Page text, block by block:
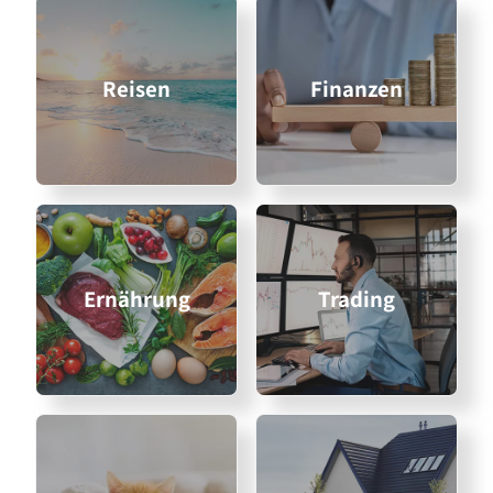
Reisen Finanzen
Ernährung Trading